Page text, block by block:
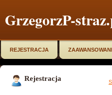
GrzegorzP-
REJESTRACJA
Rejestracja